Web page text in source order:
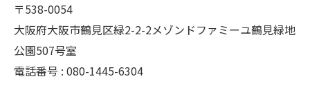
〒538-0054
大阪府大阪市鶴見区緑2-2-2メゾンドファミーユ鶴見緑地
公園507号室
電話番号 : 080-1445-6304